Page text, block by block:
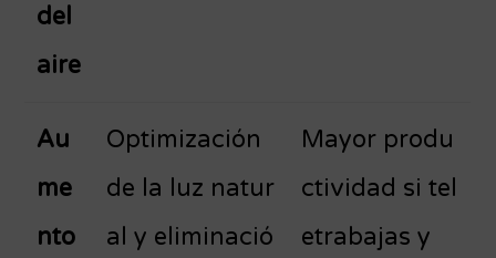
del
aire
Au
me
nto
Optimización
de la luz natur
al y eliminació
Mayor produ
ctividad si tel
etrabajas y